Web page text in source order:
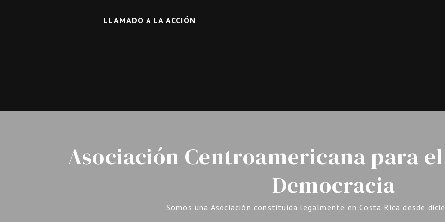
LLAMADO A LA ACCIÓN
Asociación Centroamericana para
Democracia
Somos una Asociación constituida legalmente en Costa Rica desde